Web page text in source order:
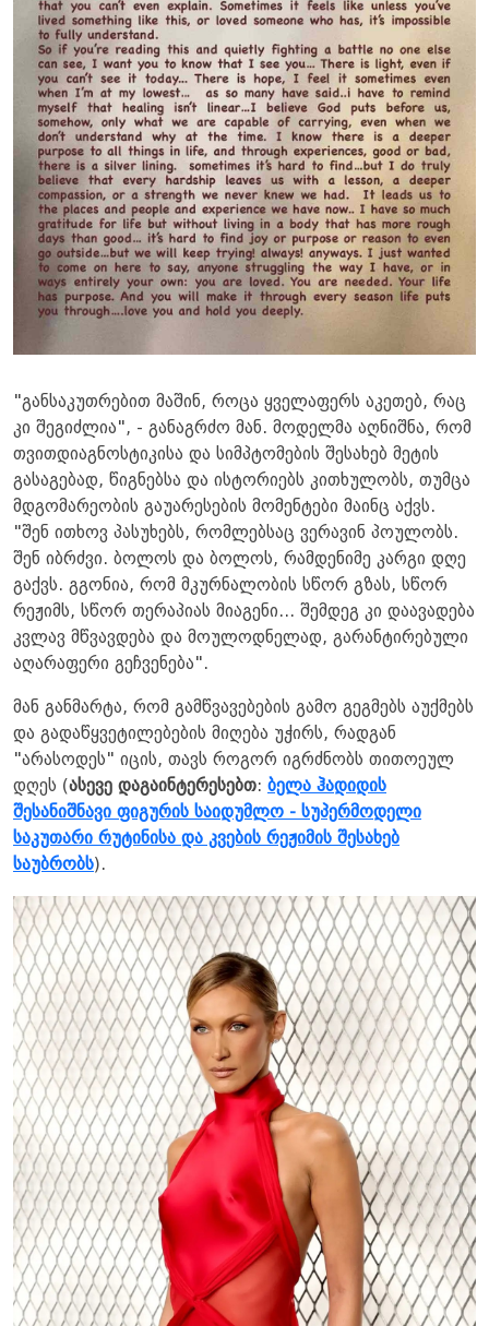
"განსაკუთრებით მაშინ, როცა ყველაფერს აკეთებ, რაც
კი შეგიძლია", - განაგრძო მან. მოდელმა აღნიშნა, რომ
თვითდიაგნოსტიკისა და სიმპტომების შესახებ მეტის
გასაგებად, წიგნებსა და ისტორიებს კითხულობს, თუმცა
მდგომარეობის გაუარესების მომენტები მაინც აქვს.
"შენ ითხოვ პასუხებს, რომლებსაც ვერავინ პოულობს.
შენ იბრძვი. ბოლოს და ბოლოს, რამდენიმე კარგი დღე
გაქვს. გგონია, რომ მკურნალობის სწორ გზას, სწორ
რეჟიმს, სწორ თერაპიას მიაგენი... შემდეგ კი დაავადება
კვლავ მწვავდება და მოულოდნელად, გარანტირებული
აღარაფერი გეჩვენება".
მან განმარტა, რომ გამწვავებების გამო გეგმებს აუქმებს
და გადაწყვეტილებების მიღება უჭირს, რადგან
"არასოდეს" იცის, თავს როგორ იგრძნობს თითოეულ
დღეს (ასევე დაგაინტერესებთ: ბელა ჰადიდის
შესანიშნავი ფიგურის საიდუმლო - სუპერმოდელი
საკუთარი რუტინისა და კვების რეჟიმის შესახებ
საუბრობს).